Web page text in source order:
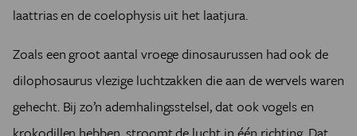
laattrias en de coelophysis uit het laatjura.
Zoals een groot aantal vroege dinosaurussen had ook de
dilophosaurus vlezige luchtzakken die aan de wervels waren
gehecht. Bij zo’n ademhalingsstelsel, dat ook vogels en